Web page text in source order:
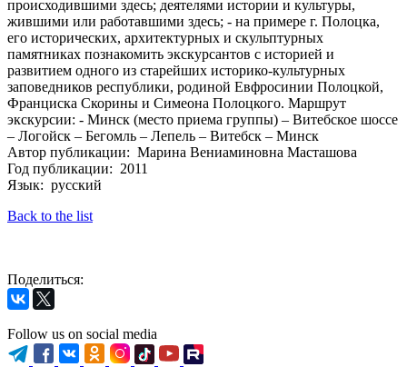
происходившими здесь; деятелями истории и культуры,
жившими или работавшими здесь; - на примере г. Полоцка,
его исторических, архитектурных и скульптурных
памятниках познакомить экскурсантов с историей и
развитием одного из старейших историко-культурных
заповедников республики, родиной Евфросинии Полоцкой,
Франциска Скорины и Симеона Полоцкого. Маршрут
экскурсии: - Минск (место приема группы) – Витебское шоссе
– Логойск – Бегомль – Лепель – Витебск – Минск
Автор публикации: Марина Вениаминовна Масташова
Год публикации: 2011
Язык: русский
Back to the list
Поделиться:
Follow us on social media